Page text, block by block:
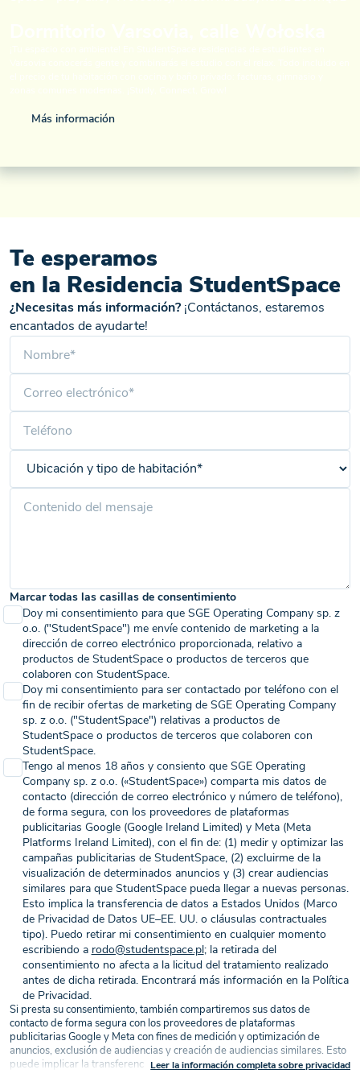
Más información
Te esperamos
en la Residencia StudentSpace
¿Necesitas más información? ¡Contáctanos, estaremos
encantados de ayudarte!
Marcar todas las casillas de consentimiento
Doy mi consentimiento para que SGE Operating Company sp. z
o.o. ("StudentSpace") me envíe contenido de marketing a la
dirección de correo electrónico proporcionada, relativo a
productos de StudentSpace o productos de terceros que
colaboren con StudentSpace.
Doy mi consentimiento para ser contactado por teléfono con el
fin de recibir ofertas de marketing de SGE Operating Company
sp. z o.o. ("StudentSpace") relativas a productos de
StudentSpace o productos de terceros que colaboren con
StudentSpace.
Tengo al menos 18 años y consiento que SGE Operating
Company sp. z o.o. («StudentSpace») comparta mis datos de
contacto (dirección de correo electrónico y número de teléfono),
de forma segura, con los proveedores de plataformas
publicitarias Google (Google Ireland Limited) y Meta (Meta
Platforms Ireland Limited), con el fin de: (1) medir y optimizar las
campañas publicitarias de StudentSpace, (2) excluirme de la
visualización de determinados anuncios y (3) crear audiencias
similares para que StudentSpace pueda llegar a nuevas personas.
Esto implica la transferencia de datos a Estados Unidos (Marco
de Privacidad de Datos UE–EE. UU. o cláusulas contractuales
tipo). Puedo retirar mi consentimiento en cualquier momento
escribiendo a rodo@studentspace.pl; la retirada del
consentimiento no afecta a la licitud del tratamiento realizado
antes de dicha retirada. Encontrará más información en la Política
de Privacidad.
Si presta su consentimiento, también compartiremos sus datos de
contacto de forma segura con los proveedores de plataformas
publicitarias Google y Meta con fines de medición y optimización de
anuncios, exclusión de audiencias y creación de audiencias similares. Esto
puede implicar la transferencia de datos a Estados Unidos (Marco de
Leer la información completa sobre privacidad